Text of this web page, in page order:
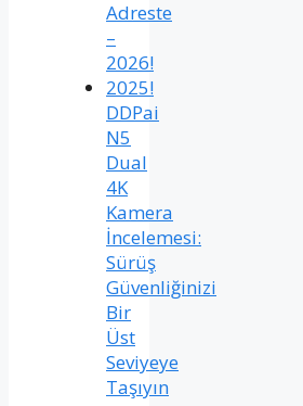
Adreste
–
2026!
2025!
DDPai
N5
Dual
4K
Kamera
İncelemesi:
Sürüş
Güvenliğinizi
Bir
Üst
Seviyeye
Taşıyın